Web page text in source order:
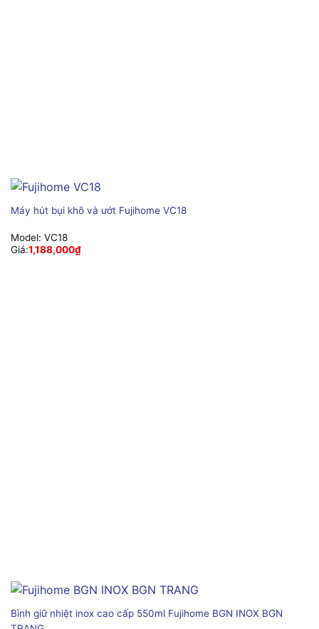
Máy hút bụi khô và ướt Fujihome VC18
Model: VC18
Giá:1,188,000₫
Bình giữ nhiệt inox cao cấp 550ml Fujihome BGN INOX BGN